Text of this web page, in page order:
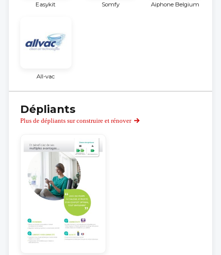
Easykit Somfy Aiphone Belgium
All-vac
Dépliants
Plus de dépliants sur construire et rénover